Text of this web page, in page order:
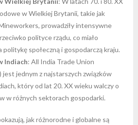
w Wielkiej Brytanii, takie jak
prowadziły intensywne
polityce rządu, co miało
politykę społeczną i gospodarczą kraju.
Indiach: All India Trade Union
jednym z najstarszych związków
który od lat 20. XX wieku walczy o
w różnych sektorach gospodarki.
jak różnorodne i globalne są